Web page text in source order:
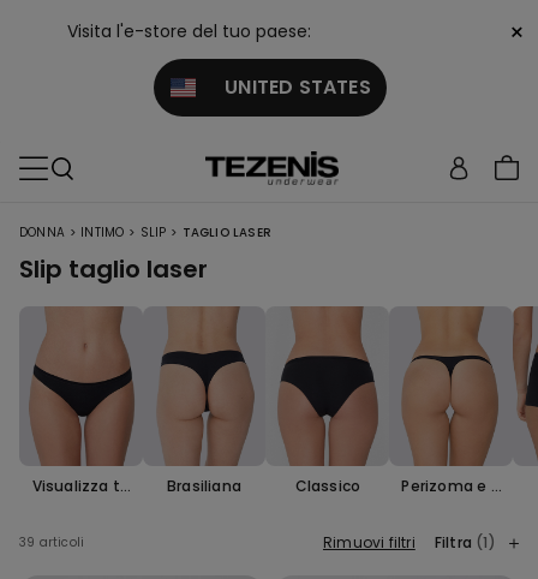
Visita l'e-store del tuo paese:
UNITED STATES
×
DONNA > INTIMO > SLIP > TAGLIO LASER
Slip taglio laser
Visualizza tu
Brasiliana Classico
Perizoma e T
39 articoli Rimuovi filtri Filtra (1)